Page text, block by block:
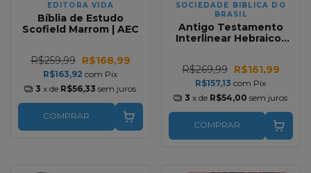
EDITORA VIDA
Bíblia de Estudo
Scofield Marrom | AEC
R$259,99 R$168,99
R$163,92com Pix
3 x de R$56,33 sem juros
COMPRAR
SOCIEDADE BIBLICA DO
BRASIL
Antigo Testamento
Interlinear Hebraico-
R$269,99 R$161,99
R$157,13com Pix
3 x de R$54,00 sem juros
COMPRAR